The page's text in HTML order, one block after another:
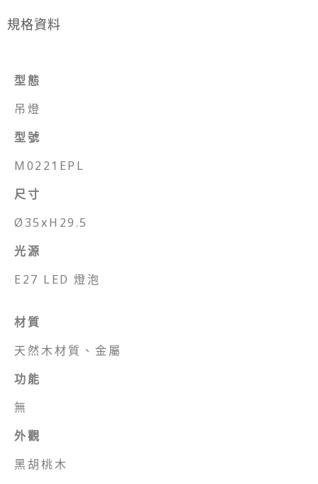
規格資料
型態
吊燈
型號
M0221EPL
尺寸
Ø35xH29.5
光源
E27 LED 燈泡
材質
天然木材質、金屬
功能
無
外觀
黑胡桃木